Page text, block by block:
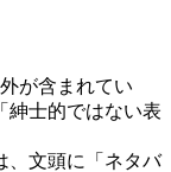
が含まれてい
紳士的ではない表
、文頭に「ネタバ